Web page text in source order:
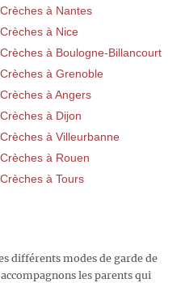
Crèches à Nantes
Crèches à Nice
Crèches à Boulogne-Billancourt
Crèches à Grenoble
Crèches à Angers
Crèches à Dijon
Crèches à Villeurbanne
Crèches à Rouen
Crèches à Tours
différents modes de garde de
les parents qui